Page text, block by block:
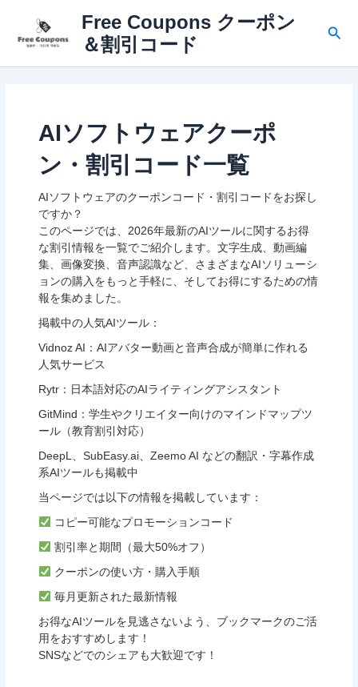
Free Coupons クーポン
＆割引コード
検
AIソフトウェアクーポ
ン・割引コード一覧
AIソフトウェアのクーポンコード・割引コードをお探し
ですか？
このページでは、2026年最新のAIツールに関するお得
な割引情報を一覧でご紹介します。文字生成、動画編
集、画像変換、音声認識など、さまざまなAIソリューシ
ョンの購入をもっと手軽に、そしてお得にするための情
報を集めました。
掲載中の人気AIツール：
Vidnoz AI：AIアバター動画と音声合成が簡単に作れる
人気サービス
Rytr：日本語対応のAIライティングアシスタント
GitMind：学生やクリエイター向けのマインドマップツ
ール（教育割引対応）
DeepL、SubEasy.ai、Zeemo AI などの翻訳・字幕作成
系AIツールも掲載中
当ページでは以下の情報を掲載しています：
コピー可能なプロモーションコード
割引率と期間（最大50%オフ）
クーポンの使い方・購入手順
毎月更新された最新情報
お得なAIツールを見逃さないよう、ブックマークのご活
用をおすすめします！
SNSなどでのシェアも大歓迎です！